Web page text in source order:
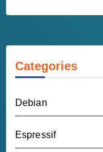
Categories
Debian
Espressif